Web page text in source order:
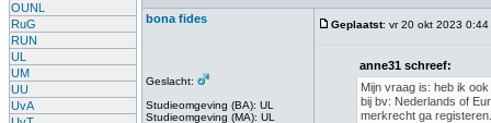
OUNL
RuG
RUN
UL
UM
UU
UvA
bona fides
Geslacht:
Studieomgeving (BA): UL
Studieomgeving (MA): UL
Geplaatst: vr 20 okt 2023 0:44
anne31 schreef:
Mijn vraag is: heb ik
bij bv: Nederlands of
merkrecht ga registeren.